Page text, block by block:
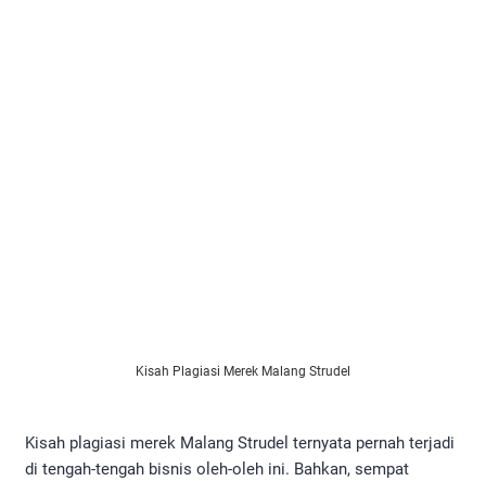
Kisah Plagiasi Merek Malang Strudel
Kisah plagiasi merek Malang Strudel ternyata pernah terjadi
di tengah-tengah bisnis oleh-oleh ini. Bahkan, sempat